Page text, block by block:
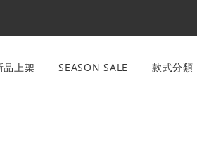
品上架 SEASON SALE 款式分類